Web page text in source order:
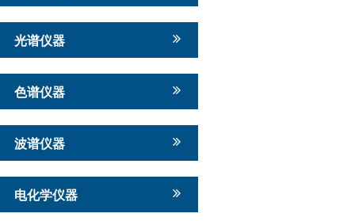
光谱仪器
色谱仪器
波谱仪器
电化学仪器